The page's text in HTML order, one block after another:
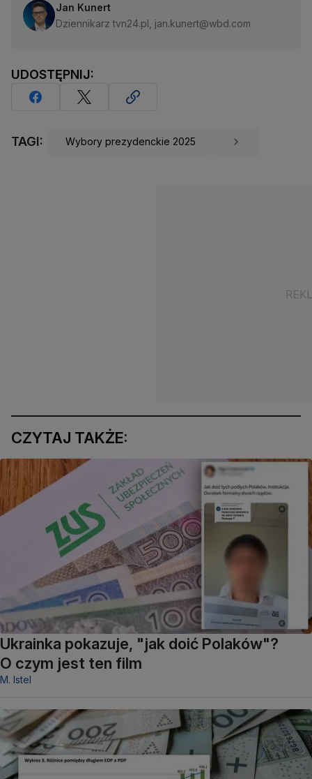
Jan Kunert
Dziennikarz tvn24.pl, jan.kunert@wbd.com
UDOSTĘPNIJ:
TAGI: Wybory prezydenckie 2025
CZYTAJ TAKŻE:
Ukrainka pokazuje, "jak doić Polaków"?
O czym jest ten film
M. Istel